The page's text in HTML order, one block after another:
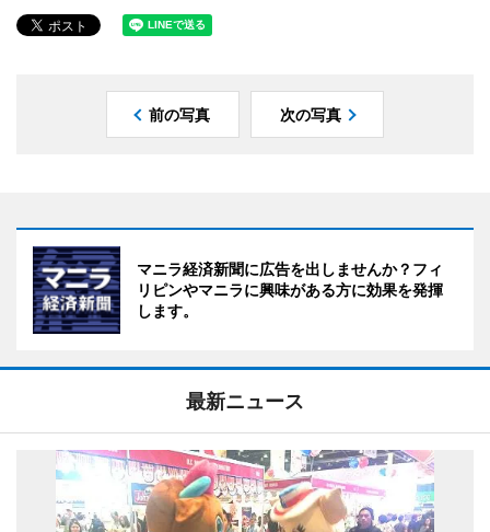
前の写真 次の写真
マニラ経済新聞に広告を出しませんか？フィ
リピンやマニラに興味がある方に効果を発揮
します。
最新ニュース